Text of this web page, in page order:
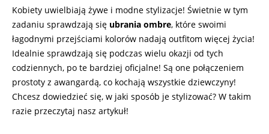
Kobiety uwielbiają żywe i modne stylizacje! Świetnie w tym
zadaniu sprawdzają się ubrania ombre, które swoimi
łagodnymi przejściami kolorów nadają outfitom więcej życia!
Idealnie sprawdzają się podczas wielu okazji od tych
codziennych, po te bardziej oficjalne! Są one połączeniem
prostoty z awangardą, co kochają wszystkie dziewczyny!
Chcesz dowiedzieć się, w jaki sposób je stylizować? W takim
razie przeczytaj nasz artykuł!